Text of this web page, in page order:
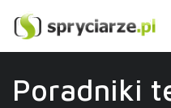
Poradniki